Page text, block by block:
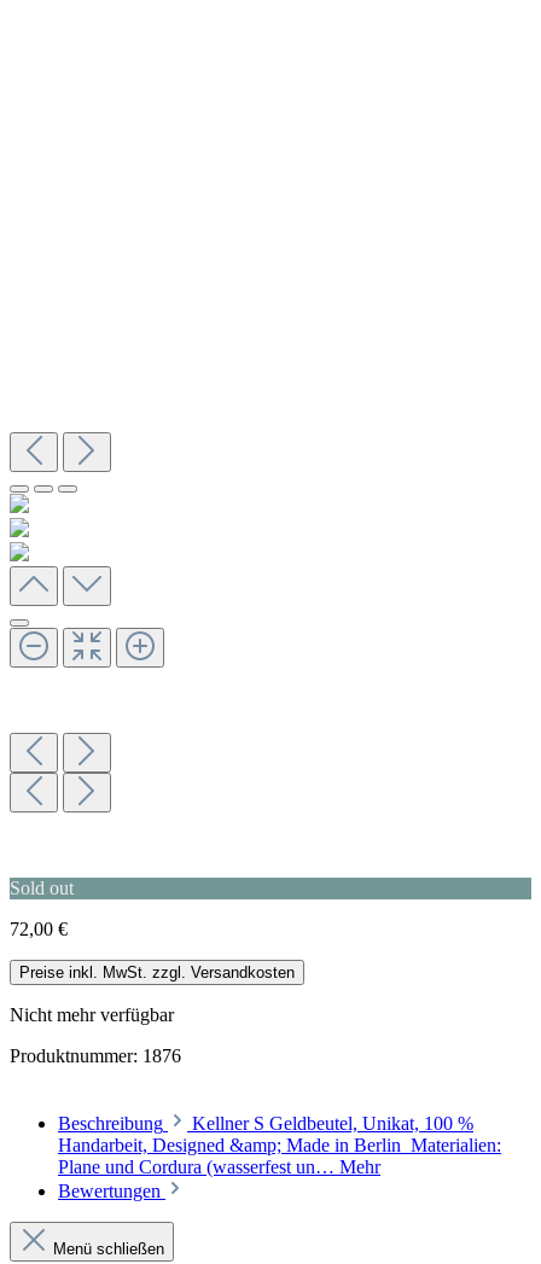
Sold out
72,00 €
Preise inkl. MwSt. zzgl. Versandkosten
Nicht mehr verfügbar
Produktnummer: 1876
Beschreibung
Kellner S Geldbeutel, Unikat, 100 %
Handarbeit, Designed &amp; Made in Berlin Materialien:
Plane und Cordura (wasserfest un… Mehr
Bewertungen
Menü schließen